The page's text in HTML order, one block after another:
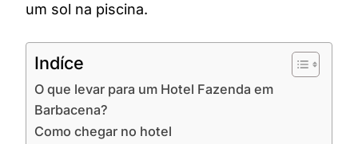
um sol na piscina.
Indíce
O que levar para um Hotel Fazenda em
Barbacena?
Como chegar no hotel